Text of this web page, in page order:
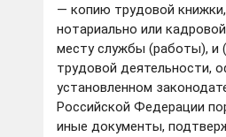
— копию трудовой
нотариально или
месту службы (работы), и
трудовой деятельности,
установленном
Российской Федерации
иные документы,